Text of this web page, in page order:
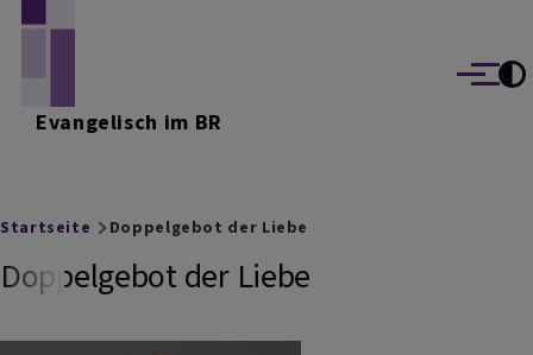
Evangelisch im BR
Menü
Breadcrumb
Startseite Doppelgebot der Liebe
Doppelgebot der Liebe